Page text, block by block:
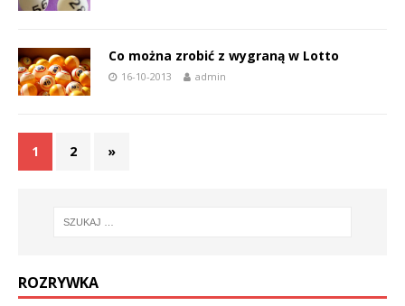
Co można zrobić z wygraną w Lotto
16-10-2013 admin
1 2 »
ROZRYWKA